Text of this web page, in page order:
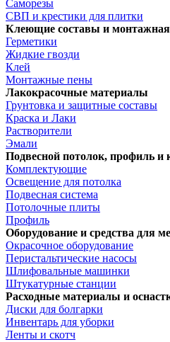
Саморезы
СВП и крестики для плитки
Клеющие составы и монтажная
Герметики
Жидкие гвозди
Клей
Монтажные пены
Лакокрасочные материалы
Грунтовка и защитные составы
Краска и Лаки
Растворители
Эмали
Подвесной потолок, профиль
Комплектующие
Освещение для потолка
Подвесная система
Потолочные плиты
Профиль
Оборудование и средства для
Окрасочное оборудование
Перистальтические насосы
Шлифовальные машинки
Штукатурные станции
Расходные материалы и
Диски для болгарки
Инвентарь для уборки
Ленты и скотч